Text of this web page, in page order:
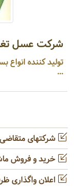
شرکت عسل
تولید کننده انواع
...
شرکتهای
خرید و فروش
اعلان واگذاری